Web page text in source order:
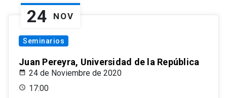
24 NOV
Seminarios
Juan Pereyra, Universidad de la República
24 de Noviembre de 2020
17:00